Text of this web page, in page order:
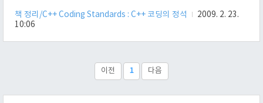
의 향상은 코드에 있는것이 아니고, 프로그램의 "알고리즘"에 있
을 개선 하는 방향으로 가는것이 진정한 성능 향상이라 할 수 있
하라" 라고 하는 것이다. 코드를 가독하는 사람의 입장에서 함수
가 너무 길면, 그 내용을 모두 기억한 채로 위에서 아래로 코드를
훓어야..
책 정리/C++ Coding Standards : C++ 코딩의 정석
2009. 2. 23.
10:06
이전 1 다음